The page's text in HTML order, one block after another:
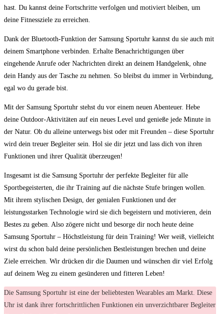
⁢hast. Du kannst⁤ deine⁤ Fortschritte verfolgen ‌und motiviert bleiben, um
deine Fitnessziele zu erreichen. ​
Dank der Bluetooth-Funktion der Samsung Sportuhr kannst du⁤ sie auch ⁣mit
deinem Smartphone ⁣verbinden.⁢ Erhalte Benachrichtigungen über⁣
eingehende Anrufe oder Nachrichten direkt ​an deinem Handgelenk, ohne
dein Handy​ aus der ​Tasche ⁤zu nehmen.⁢ So bleibst du⁤ immer in Verbindung,‌
egal wo du gerade bist.
Mit der Samsung Sportuhr⁣ stehst du ⁤vor⁤ einem neuen Abenteuer. Hebe
deine Outdoor-Aktivitäten auf ‍ein ​neues Level⁤ und genieße jede ⁤Minute‌ in
der Natur. Ob du alleine unterwegs ⁢bist oder ‍mit‍ Freunden – diese Sportuhr
wird dein treuer Begleiter sein. Hol sie dir jetzt und ⁢lass dich⁤ von‍ ihren ​
Funktionen ⁤und ihrer⁤ Qualität⁤ überzeugen! ​
Insgesamt ist die Samsung Sportuhr der perfekte Begleiter für⁢ alle
Sportbegeisterten, die ​ihr Training auf die nächste Stufe bringen wollen.
Mit ihrem​ stylischen Design, der genialen Funktionen‌ und der
leistungsstarken Technologie wird sie dich begeistern⁤ und ⁤motivieren, dein
Bestes‍ zu‌ geben. Also⁣ zögere nicht⁢ und besorge dir ​noch heute ⁤deine
Samsung Sportuhr – ⁢Höchstleistung für dein Training! Wer weiß, vielleicht
wirst du schon bald deine⁤ persönlichen Bestleistungen brechen und deine
Ziele erreichen. Wir ⁤drücken dir die Daumen ⁤und wünschen dir viel ⁣Erfolg
auf deinem Weg zu einem gesünderen und ​fitteren Leben!⁤
Die Samsung Sportuhr ist eine der beliebtesten Wearables am Markt. Diese
Uhr ist dank ihrer fortschrittlichen Funktionen ein unverzichtbarer Begleiter